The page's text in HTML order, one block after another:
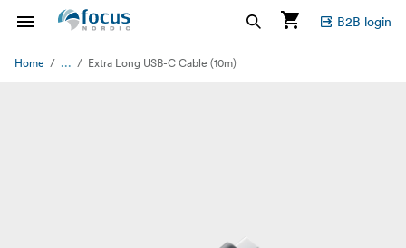
B2B login
Home ... Extra Long USB-C Cable (10m)